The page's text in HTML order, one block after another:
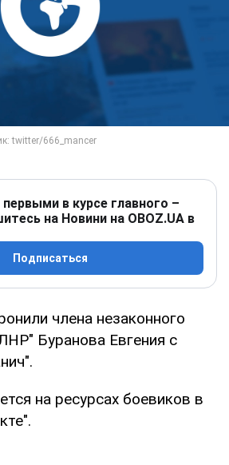
первыми в курсе главного –
на Новини на OBOZ.UA в
Подписаться
члена незаконного
Буранова Евгения с
на ресурсах боевиков в